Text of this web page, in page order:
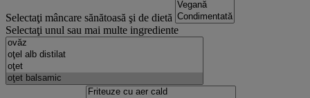
Selectaţi mâncare sănătoasă şi de dietă
Selectaţi unul sau mai multe ingrediente